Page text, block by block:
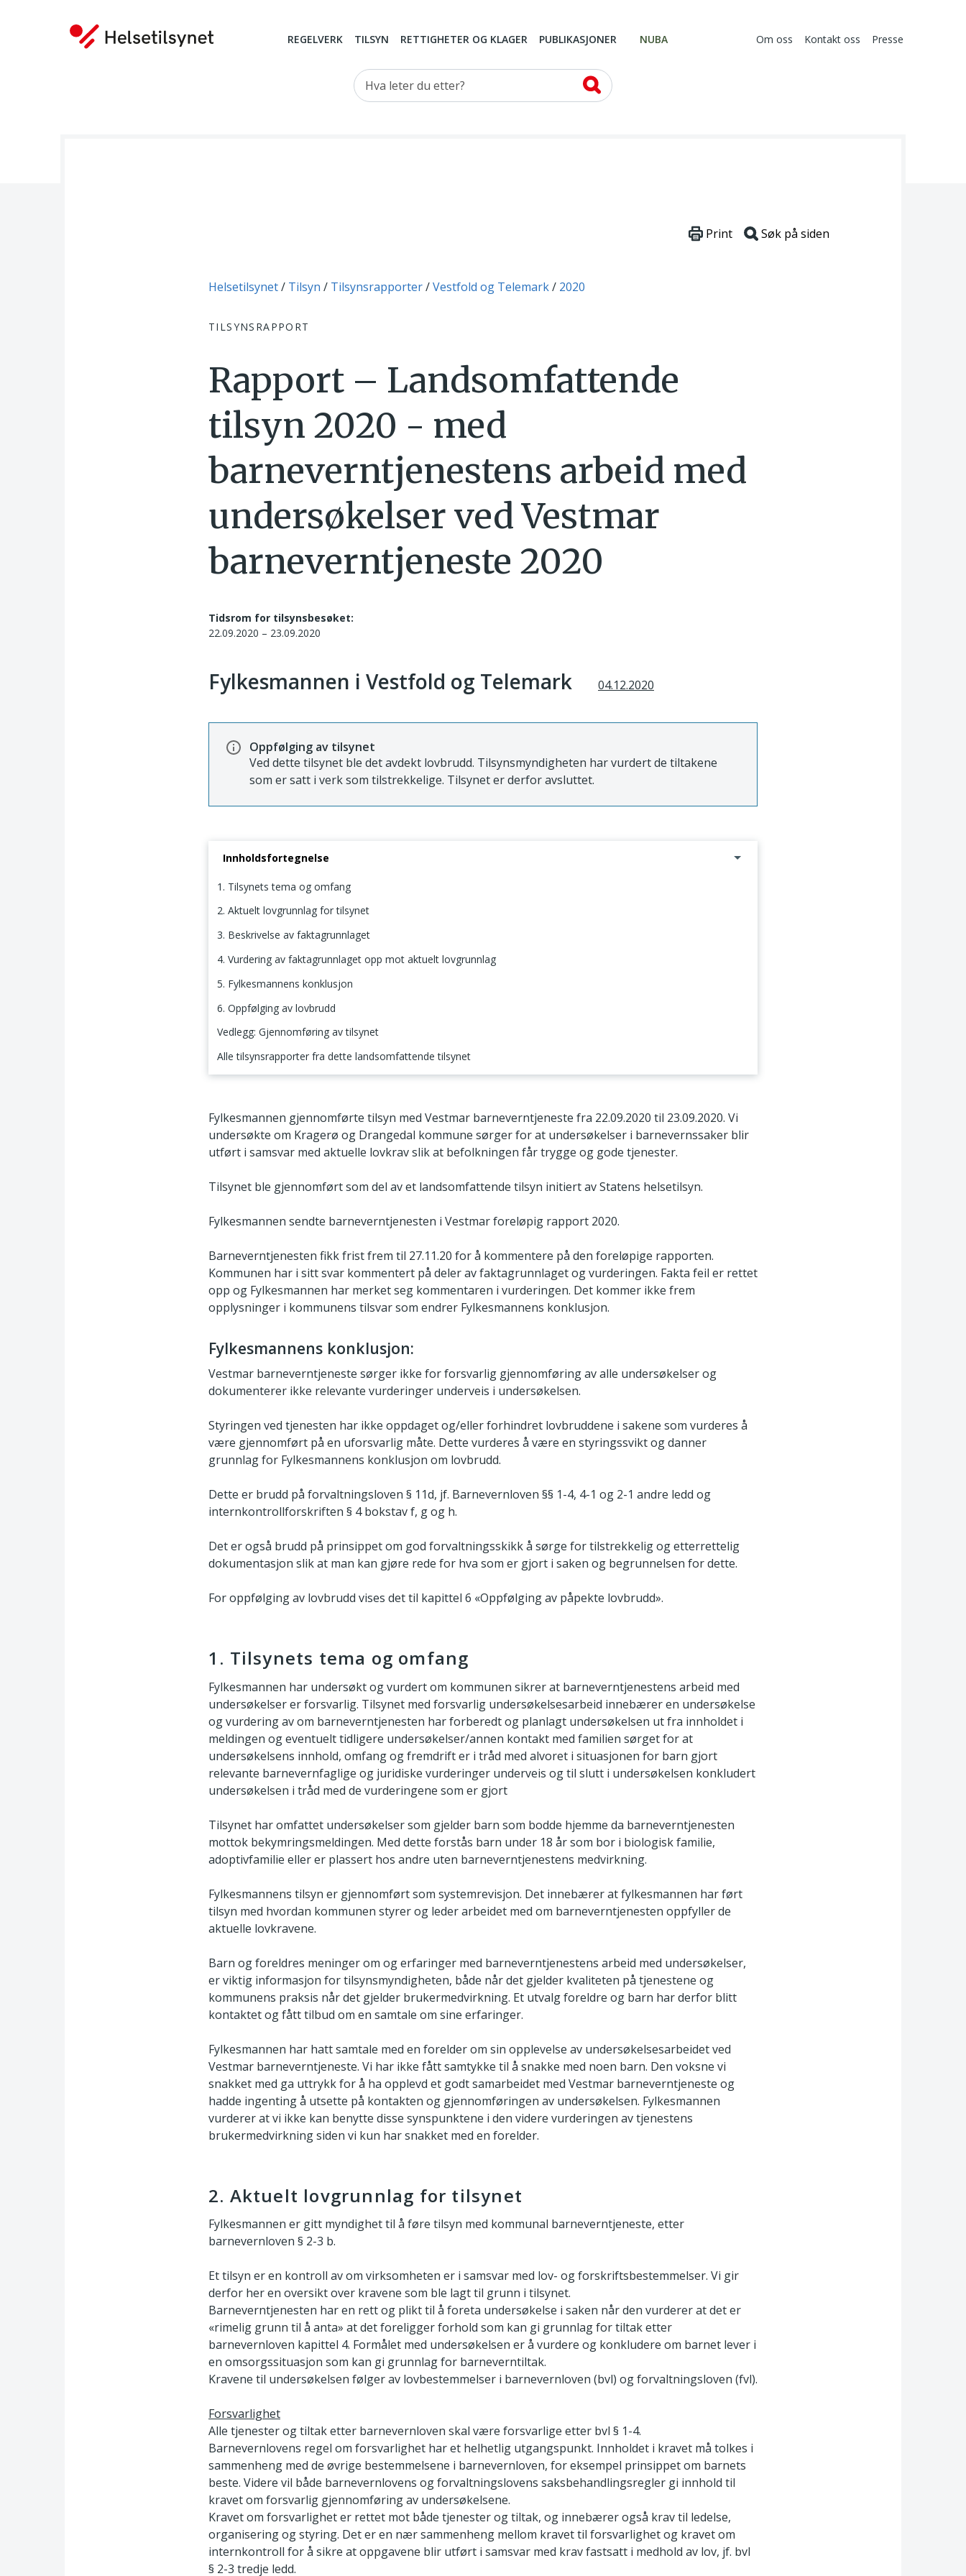
REGELVERK TILSYN RETTIGHETER OG KLAGER PUBLIKASJONER NUBA Om oss Kontakt oss Presse
Hva leter du etter?
Du er her:
Helsetilsynet Tilsyn Tilsynsrapporter Vestfold og Telemark 2020
TILSYNSRAPPORT
Print Søk på siden
Rapport – Landsomfattende
tilsyn 2020 - med
barneverntjenestens arbeid med
undersøkelser ved Vestmar
barneverntjeneste 2020
Tidsrom for tilsynsbesøket:
22.09.2020 – 23.09.2020
Fylkesmannen i Vestfold og Telemark 04.12.2020
Oppfølging av tilsynet
Ved dette tilsynet ble det avdekt lovbrudd. Tilsynsmyndigheten har vurdert de tiltakene
som er satt i verk som tilstrekkelige. Tilsynet er derfor avsluttet.
Innholdsfortegnelse
1. Tilsynets tema og omfang
2. Aktuelt lovgrunnlag for tilsynet
3. Beskrivelse av faktagrunnlaget
4. Vurdering av faktagrunnlaget opp mot aktuelt lovgrunnlag
5. Fylkesmannens konklusjon
6. Oppfølging av lovbrudd
Vedlegg: Gjennomføring av tilsynet
Alle tilsynsrapporter fra dette landsomfattende tilsynet
Fylkesmannen gjennomførte tilsyn med Vestmar barneverntjeneste fra 22.09.2020 til 23.09.2020. Vi
undersøkte om Kragerø og Drangedal kommune sørger for at undersøkelser i barnevernssaker blir
utført i samsvar med aktuelle lovkrav slik at befolkningen får trygge og gode tjenester.
Tilsynet ble gjennomført som del av et landsomfattende tilsyn initiert av Statens helsetilsyn.
Fylkesmannen sendte barneverntjenesten i Vestmar foreløpig rapport 2020.
Barneverntjenesten fikk frist frem til 27.11.20 for å kommentere på den foreløpige rapporten.
Kommunen har i sitt svar kommentert på deler av faktagrunnlaget og vurderingen. Fakta feil er rettet
opp og Fylkesmannen har merket seg kommentaren i vurderingen. Det kommer ikke frem
opplysninger i kommunens tilsvar som endrer Fylkesmannens konklusjon.
Fylkesmannens konklusjon:
Vestmar barneverntjeneste sørger ikke for forsvarlig gjennomføring av alle undersøkelser og
dokumenterer ikke relevante vurderinger underveis i undersøkelsen.
Styringen ved tjenesten har ikke oppdaget og/eller forhindret lovbruddene i sakene som vurderes å
være gjennomført på en uforsvarlig måte. Dette vurderes å være en styringssvikt og danner
grunnlag for Fylkesmannens konklusjon om lovbrudd.
Dette er brudd på forvaltningsloven § 11d, jf. Barnevernloven §§ 1-4, 4-1 og 2-1 andre ledd og
internkontrollforskriften § 4 bokstav f, g og h.
Det er også brudd på prinsippet om god forvaltningsskikk å sørge for tilstrekkelig og etterrettelig
dokumentasjon slik at man kan gjøre rede for hva som er gjort i saken og begrunnelsen for dette.
For oppfølging av lovbrudd vises det til kapittel 6 «Oppfølging av påpekte lovbrudd».
1. Tilsynets tema og omfang
Fylkesmannen har undersøkt og vurdert om kommunen sikrer at barneverntjenestens arbeid med
undersøkelser er forsvarlig. Tilsynet med forsvarlig undersøkelsesarbeid innebærer en undersøkelse
og vurdering av om barneverntjenesten har forberedt og planlagt undersøkelsen ut fra innholdet i
meldingen og eventuelt tidligere undersøkelser/annen kontakt med familien sørget for at
undersøkelsens innhold, omfang og fremdrift er i tråd med alvoret i situasjonen for barn gjort
relevante barnevernfaglige og juridiske vurderinger underveis og til slutt i undersøkelsen konkludert
undersøkelsen i tråd med de vurderingene som er gjort
Tilsynet har omfattet undersøkelser som gjelder barn som bodde hjemme da barneverntjenesten
mottok bekymringsmeldingen. Med dette forstås barn under 18 år som bor i biologisk familie,
adoptivfamilie eller er plassert hos andre uten barneverntjenestens medvirkning.
Fylkesmannens tilsyn er gjennomført som systemrevisjon. Det innebærer at fylkesmannen har ført
tilsyn med hvordan kommunen styrer og leder arbeidet med om barneverntjenesten oppfyller de
aktuelle lovkravene.
Barn og foreldres meninger om og erfaringer med barneverntjenestens arbeid med undersøkelser,
er viktig informasjon for tilsynsmyndigheten, både når det gjelder kvaliteten på tjenestene og
kommunens praksis når det gjelder brukermedvirkning. Et utvalg foreldre og barn har derfor blitt
kontaktet og fått tilbud om en samtale om sine erfaringer.
Fylkesmannen har hatt samtale med en forelder om sin opplevelse av undersøkelsesarbeidet ved
Vestmar barneverntjeneste. Vi har ikke fått samtykke til å snakke med noen barn. Den voksne vi
snakket med ga uttrykk for å ha opplevd et godt samarbeidet med Vestmar barneverntjeneste og
hadde ingenting å utsette på kontakten og gjennomføringen av undersøkelsen. Fylkesmannen
vurderer at vi ikke kan benytte disse synspunktene i den videre vurderingen av tjenestens
brukermedvirkning siden vi kun har snakket med en forelder.
2. Aktuelt lovgrunnlag for tilsynet
Fylkesmannen er gitt myndighet til å føre tilsyn med kommunal barneverntjeneste, etter
barnevernloven § 2-3 b.
Et tilsyn er en kontroll av om virksomheten er i samsvar med lov- og forskriftsbestemmelser. Vi gir
derfor her en oversikt over kravene som ble lagt til grunn i tilsynet.
Barneverntjenesten har en rett og plikt til å foreta undersøkelse i saken når den vurderer at det er
«rimelig grunn til å anta» at det foreligger forhold som kan gi grunnlag for tiltak etter
barnevernloven kapittel 4. Formålet med undersøkelsen er å vurdere og konkludere om barnet lever i
en omsorgssituasjon som kan gi grunnlag for barneverntiltak.
Kravene til undersøkelsen følger av lovbestemmelser i barnevernloven (bvl) og forvaltningsloven (fvl).
Forsvarlighet
Alle tjenester og tiltak etter barnevernloven skal være forsvarlige etter bvl § 1-4.
Barnevernlovens regel om forsvarlighet har et helhetlig utgangspunkt. Innholdet i kravet må tolkes i
sammenheng med de øvrige bestemmelsene i barnevernloven, for eksempel prinsippet om barnets
beste. Videre vil både barnevernlovens og forvaltningslovens saksbehandlingsregler gi innhold til
kravet om forsvarlig gjennomføring av undersøkelsene.
Kravet om forsvarlighet er rettet mot både tjenester og tiltak, og innebærer også krav til ledelse,
organisering og styring. Det er en nær sammenheng mellom kravet til forsvarlighet og kravet om
internkontroll for å sikre at oppgavene blir utført i samsvar med krav fastsatt i medhold av lov, jf. bvl
§ 2-3 tredje ledd.